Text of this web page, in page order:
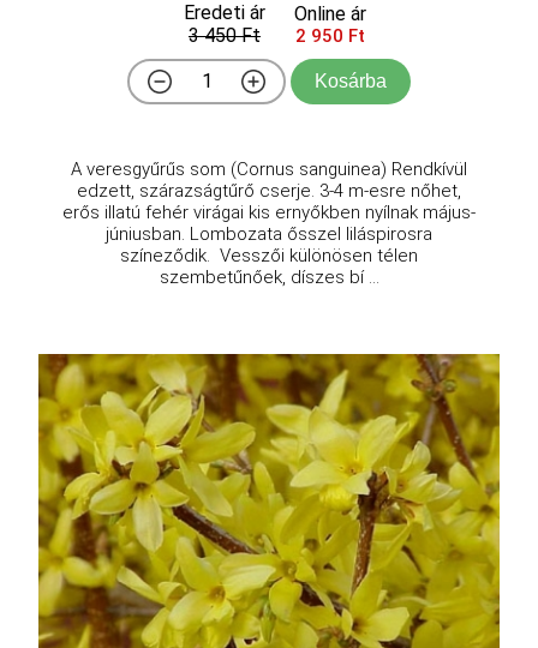
Eredeti ár
3 450 Ft
Online ár
2 950 Ft
Kosárba
A veresgyűrűs som (Cornus sanguinea) Rendkívül
edzett, szárazságtűrő cserje. 3-4 m-esre nőhet,
erős illatú fehér virágai kis ernyőkben nyílnak május-
júniusban. Lombozata ősszel liláspirosra
színeződik. Vesszői különösen télen
szembetűnőek, díszes bí ...